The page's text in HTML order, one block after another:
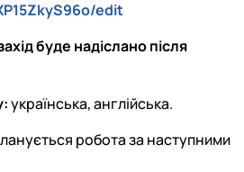
edit
буде надіслано після
українська, англійська.
робота за наступними